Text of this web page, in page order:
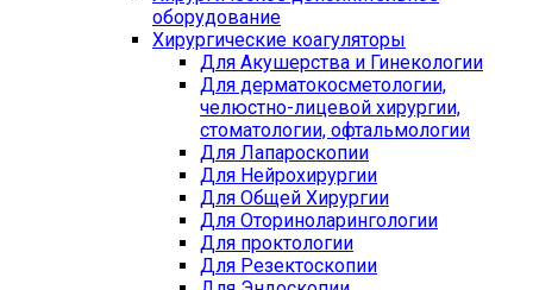
оборудование
Хирургические коагуляторы
Для Акушерства и Гинекологии
Для дерматокосметологии,
челюстно-лицевой хирургии,
стоматологии, офтальмологии
Для Лапароскопии
Для Нейрохирургии
Для Общей Хирургии
Для Оториноларингологии
Для проктологии
Для Резектоскопии